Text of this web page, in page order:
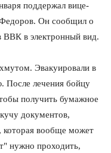
поддержал вице-
Он сообщил о
ВВК в электронный вид.
Эвакуировали в
После лечения бойцу
получить бумажное
документов,
вообще может
нужно проходить,